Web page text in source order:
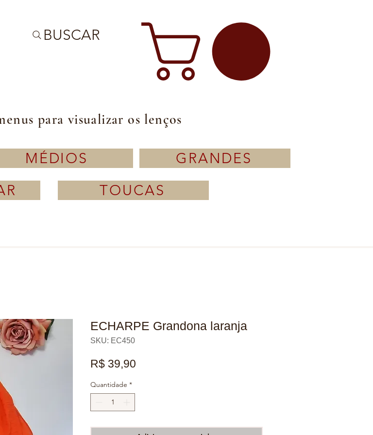
BUSCAR
para visualizar os lenços
MÉDIOS
GRANDES
TOUCAS
ECHARPE Grandona laranja
SKU: EC450
R$ 39,90
Quantidade *